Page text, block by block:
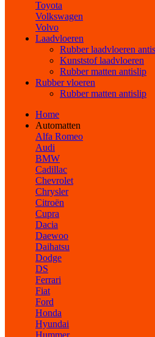
Toyota
Volkswagen
Volvo
Laadvloeren
Rubber laadvloeren
Kunststof laadvloeren
Rubber matten antislip
Rubber vloeren
Rubber matten antislip
Home
Automatten
Alfa Romeo
Audi
BMW
Cadillac
Chevrolet
Chrysler
Citroën
Cupra
Dacia
Daewoo
Daihatsu
Dodge
DS
Ferrari
Fiat
Ford
Honda
Hyundai